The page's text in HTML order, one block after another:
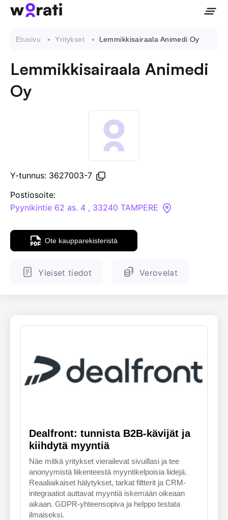
Tietoa meistä
API
Pakotehaku
ENGLANTI SUOMALAINEN
Etusivu Yritykset Lemmikkisairaala Animedi Oy
Lemmikkisairaala Animedi
Oy
Y-tunnus: 3627003-7
Postiosoite:
Pyynikintie 62 as. 4 , 33240 TAMPERE
Ote kaupparekisteristä
Yleiset tiedot Verovelat
Dealfront: tunnista B2B-kävijät ja
kiihdytä myyntiä
Näe mitkä yritykset vierailevat sivuillasi ja tee
anonyymistä liikenteestä myyntikelpoisia liidejä.
Reaaliaikaiset hälytykset, tarkat filtterit ja CRM-
integraatiot auttavat myyntiä iskemään oikeaan
aikaan. GDPR-yhteensopiva ja helppo testata
ilmaiseksi.